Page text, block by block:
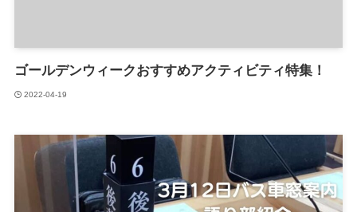
ゴールデンウィークおすすめアクティビティ特集！
2022-04-19